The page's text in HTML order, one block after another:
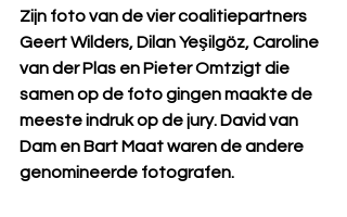
Zijn foto van de vier coalitiepartners
Geert Wilders, Dilan Yeşilgöz, Caroline
van der Plas en Pieter Omtzigt die
samen op de foto gingen maakte de
meeste indruk op de jury. David van
Dam en Bart Maat waren de andere
genomineerde fotografen.